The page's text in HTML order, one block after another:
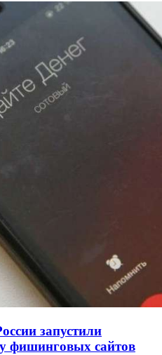
зарплатного
вошли в топ‑15
и фармацевтики
Волгограда стартует
через Волго‑Донской
Волгограде пройдёт
Года единства народов
запустили
фишинговых сайтов